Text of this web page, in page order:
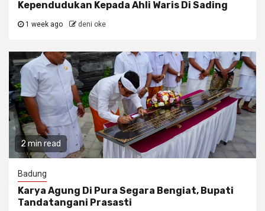
Kependudukan Kepada Ahli Waris Di Sading
1 week ago deni oke
2 min read
Badung
Karya Agung Di Pura Segara Bengiat, Bupati
Tandatangani Prasasti